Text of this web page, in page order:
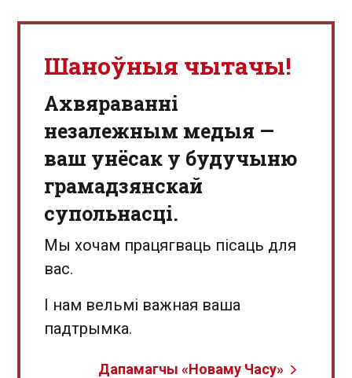
Шаноўныя чытачы!
Aхвяраванні
незалежным медыя —
ваш унёсак у будучыню
грамадзянскай
супольнасці.
Мы хочам працягваць пісаць для
вас.
І нам вельмі важная ваша
падтрымка.
Дапамагчы «Новаму Часу»